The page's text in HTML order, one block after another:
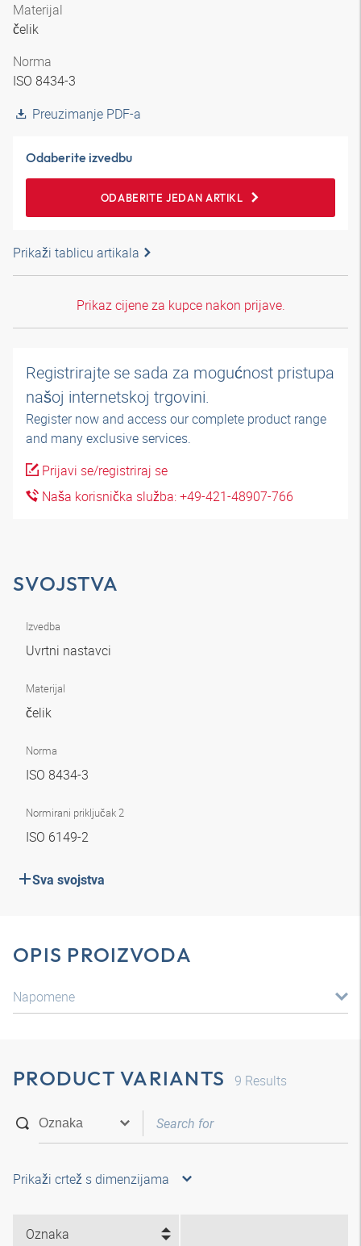
Materijal
čelik
Norma
ISO 8434-3
Preuzimanje PDF-a
Odaberite izvedbu
ODABERITE JEDAN ARTIKL
Prikaži tablicu artikala
Prikaz cijene za kupce nakon prijave.
Registrirajte se sada za mogućnost pristupa
našoj internetskoj trgovini.
Register now and access our complete product range
and many exclusive services.
Prijavi se/registriraj se
Naša korisnička služba: +49-421-48907-766
SVOJSTVA
Izvedba
Uvrtni nastavci
Materijal
čelik
Norma
ISO 8434-3
Normirani priključak 2
ISO 6149-2
Sva svojstva
OPIS PROIZVODA
Napomene
PRODUCT VARIANTS 9 Results
Prikaži crtež s dimenzijama
Oznaka